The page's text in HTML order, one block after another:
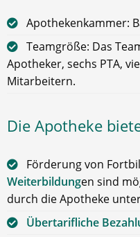
Apothekenkammer:
Teamgröße: Das
Apotheker, sechs PTA,
Mitarbeitern.
Die Apotheke
Förderung von
Weiterbildungen sind
durch die Apotheke
Übertarifliche